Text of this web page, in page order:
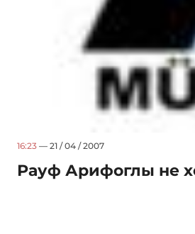
16:23 — 21 / 04 / 2007
Рауф Арифоглы не